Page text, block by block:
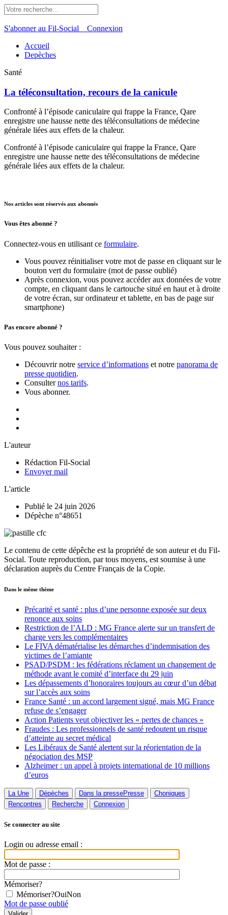
S'abonner au Fil-Social Connexion
Accueil
Depèches
Santé
La téléconsultation, recours de la canicule
Confronté à l’épisode caniculaire qui frappe la France, Qare
enregistre une hausse nette des téléconsultations de médecine
générale liées aux effets de la chaleur.
Confronté à l’épisode caniculaire qui frappe la France, Qare
enregistre une hausse nette des téléconsultations de médecine
générale liées aux effets de la chaleur.
Nos articles sont réservés aux abonnés
Vous êtes abonné ?
Connectez-vous en utilisant ce formulaire.
Vous pouvez réinitialiser votre mot de passe en cliquant sur le
bouton vert du formulaire (mot de passe oublié)
Après connexion, vous pouvez accéder aux données de votre
compte, en cliquant dans le cartouche situé en haut et à droite
de votre écran, sur ordinateur et tablette, en bas de page sur
smartphone)
Pas encore abonné ?
Vous pouvez souhaiter :
Découvrir notre service d’informations et notre panorama de
presse quotidien.
Consulternos tarifs.
Vous abonner.
L'auteur
Rédaction Fil-Social
Envoyer mail
L'article
Publié le 24 juin 2026
Dépèche n°48651
Le contenu de cette dépêche est la propriété de son auteur et du Fil-
Social. Toute reproduction, par tous moyens, est soumise à une
déclaration auprès du Centre Français de la Copie.
Dans le même thème
Précarité et santé : plus d’une personne exposée sur deux
renonce aux soins
Restriction de l’ALD : MG France alerte sur un transfert de
charge vers les complémentaires
Le FIVA dématérialise les démarches d’indemnisation des
victimes de l’amiante
PSAD/PSDM : les fédérations réclament un changement de
méthode avant le comité d’interface du 29 juin
Les dépassements d’honoraires toujours au cœur d’un débat
sur l’accès aux soins
France Santé : un accord largement signé, mais MG France
refuse de s’engager
Action Patients veut objectiver les « pertes de chances »
Fraudes : Les professionnels de santé redoutent un risque
d’atteinte au secret médical
Les Libéraux de Santé alertent sur la réorientation de la
négociation des MSP
Alzheimer : un appel à projets international de 10 millions
d’euros
La Une Dépèches Dans la pressePresse
Choniques
Rencontres
Recherche Connexion
Se connecter au site
Login ou adresse email :
Mot de passe :
Mémoriser?
Mémoriser?OuiNon
Mot de passe oublié